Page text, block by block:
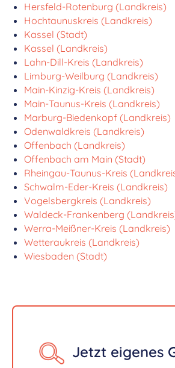
Hersfeld-Rotenburg (Landkreis)
Hochtaunuskreis (Landkreis)
Kassel (Stadt)
Kassel (Landkreis)
Lahn-Dill-Kreis (Landkreis)
Limburg-Weilburg (Landkreis)
Main-Kinzig-Kreis (Landkreis)
Main-Taunus-Kreis (Landkreis)
Marburg-Biedenkopf (Landkreis)
Odenwaldkreis (Landkreis)
Offenbach (Landkreis)
Offenbach am Main (Stadt)
Rheingau-Taunus-Kreis
Schwalm-Eder-Kreis (Landkreis)
Vogelsbergkreis (Landkreis)
Waldeck-Frankenberg
Werra-Meißner-Kreis (Landkreis)
Wetteraukreis (Landkreis)
Wiesbaden (Stadt)
Jetzt eigenes